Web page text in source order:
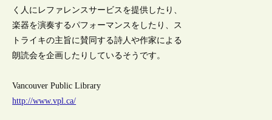
く人にレファレンスサービスを提供したり、
楽器を演奏するパフォーマンスをしたり、ス
トライキの主旨に賛同する詩人や作家による
朗読会を企画したりしているそうです。
Vancouver Public Library
http://www.vpl.ca/